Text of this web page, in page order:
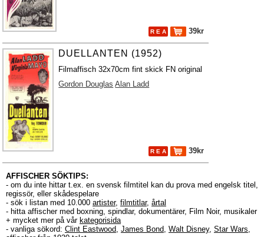
R E A 39kr
DUELLANTEN (1952)
Filmaffisch 32x70cm fint skick FN original
Gordon Douglas Alan Ladd
R E A 39kr
AFFISCHER SÖKTIPS:
- om du inte hittar t.ex. en svensk filmtitel kan du prova med engelsk titel,
regissör, eller skådespelare
- sök i listan med 10.000 artister, filmtitlar, årtal
- hitta affischer med boxning, spindlar, dokumentärer, Film Noir, musikaler
+ mycket mer på vår kategorisida
- vanliga sökord: Clint Eastwood, James Bond, Walt Disney, Star Wars,